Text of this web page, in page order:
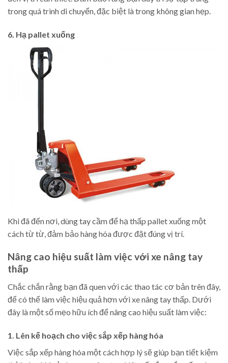
trong quá trình di chuyển, đặc biệt là trong không gian hẹp.
6. Hạ pallet xuống
Khi đã đến nơi, dùng tay cầm để hạ thấp pallet xuống một
cách từ từ, đảm bảo hàng hóa được đặt đúng vị trí.
Nâng cao hiệu suất làm việc với xe nâng tay
thấp
Chắc chắn rằng bạn đã quen với các thao tác cơ bản trên đây,
để có thể làm việc hiệu quả hơn với xe nâng tay thấp. Dưới
đây là một số mẹo hữu ích để nâng cao hiệu suất làm việc:
1. Lên kế hoạch cho việc sắp xếp hàng hóa
Việc sắp xếp hàng hóa một cách hợp lý sẽ giúp bạn tiết kiệm